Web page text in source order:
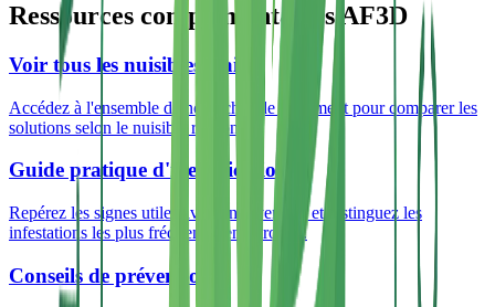
Ressources complémentaires AF3D
Voir tous les nuisibles traités
Accédez à l'ensemble de nos fiches de traitement pour comparer les
solutions selon le nuisible rencontré.
Guide pratique d'identification
Repérez les signes utiles avant intervention et distinguez les
infestations les plus fréquentes en Gironde.
Conseils de prévention